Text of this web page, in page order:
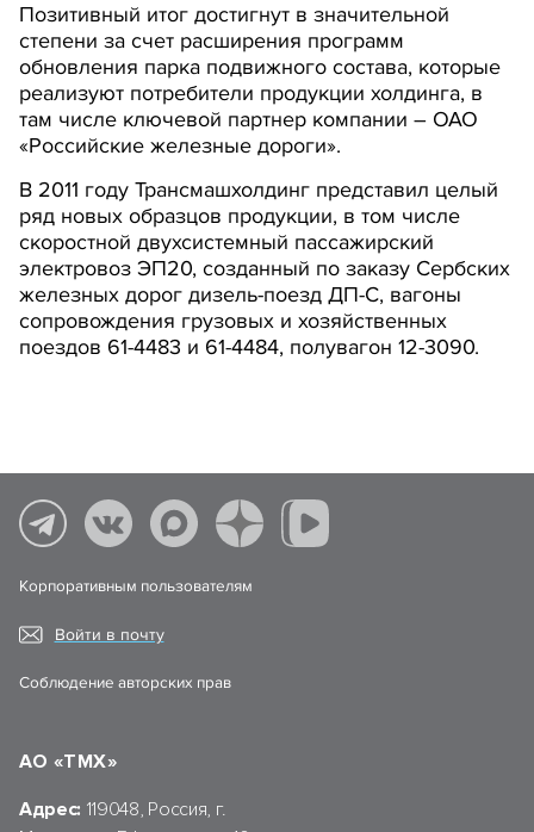
Позитивный итог достигнут в значительной
степени за счет расширения программ
обновления парка подвижного состава, которые
реализуют потребители продукции холдинга, в
там числе ключевой партнер компании – ОАО
«Российские железные дороги».
В 2011 году Трансмашхолдинг представил целый
ряд новых образцов продукции, в том числе
скоростной двухсистемный пассажирский
электровоз ЭП20, созданный по заказу Сербских
железных дорог дизель-поезд ДП-С, вагоны
сопровождения грузовых и хозяйственных
поездов 61-4483 и 61-4484, полувагон 12-3090.
Корпоративным пользователям
Войти в почту
Соблюдение авторских прав
АО «ТМХ»
Адрес: 119048, Россия, г.